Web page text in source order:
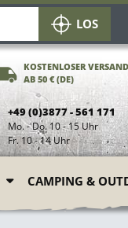
LOS
KOSTENLOSER VERSAND
AB 50 € (DE)
+49 (0)3877 - 561 171
Mo. - Do. 10 - 15 Uhr
Fr. 10 - 14 Uhr
CAMPING &